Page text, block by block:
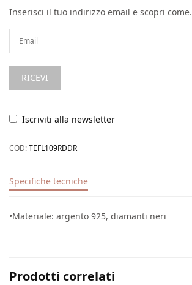
Inserisci il tuo indirizzo email e scopri come.
Iscriviti alla newsletter
COD:TEFL109RDDR
Specifiche tecniche
•Materiale: argento 925, diamanti neri
Prodotti correlati